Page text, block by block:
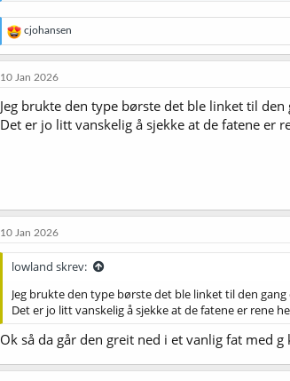
R
e
a
j
n
cjohansen
10 Jan 2026
Jeg brukte den type børste det ble linket til
Det er jo litt vanskelig å sjekke at de fatene er
10 Jan 2026
lowland skrev:
Jeg brukte den type børste det ble linket til den
Det er jo litt vanskelig å sjekke at de fatene er rene
Ok så da går den greit ned i et vanlig fat med g